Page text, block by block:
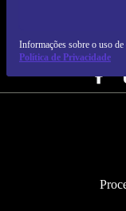
Informações sobre o uso de
Política de Privacidade